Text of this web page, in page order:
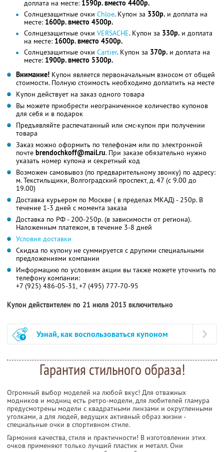
доплата на месте: 1590р. вместо 4400р.
Солнцезащитные очки Chloe. Купон за 330р. и доплата на
месте: 1600р. вместо 4500р.
Солнцезащитные очки VERSACHE. Купон за 330р. и доплата
на месте: 1600р. вместо 4500р.
Солнцезащитные очки Сartier. Купон за 370р. и доплата на
месте: 1900р. вместо 5300р.
Внимание! Купон является первоначальным взносом от общей
стоимости. Полную стоимость необходимо доплатить на месте
Купон действует на заказ одного товара
Вы можете приобрести неограниченное количество купонов
для себя и в подарок
Предъявляйте распечатанный или смс-купон при получении
товара
Заказ можно оформить по телефонам или по электронной
почте brendochkoff@mail.ru. При заказе обязательно нужно
указать номер купона и секретный код
Возможен самовывоз (по предварительному звонку) по адресу:
м. Текстильщики, Волгоградский проспект, д. 47 (с 9.00 до
19.00)
Доставка курьером по Москве ( в пределах МКАД) - 250р. В
течение 1-3 дней с момента заказа
Доставка по РФ - 200-250р. (в зависимости от региона).
Наложенным платежом, в течение 3-8 дней
Условия доставки
Скидка по купону не суммируется с другими специальными
предложениями компании
Информацию по условиям акции вы также можете уточнить по
телефону компании:
+7 (925) 486-05-31, +7 (495) 777-70-95
Купон действителен по 21 июля 2013 включительно
Узнай, как воспользоваться купоном
Гарантия стильного образа!
Огромный выбор моделей на любой вкус! Для отважных
модников и модниц есть ретро-модели, для любителей гламура
предусмотрены модели с квадратными линзами и округленными
уголками, а для людей, ведущих активный образ жизни -
специальные очки в спортивном стиле.
Гармония качества, стиля и практичности! В изготовлении этих
очков применяют только лучший пластик и металл. Они